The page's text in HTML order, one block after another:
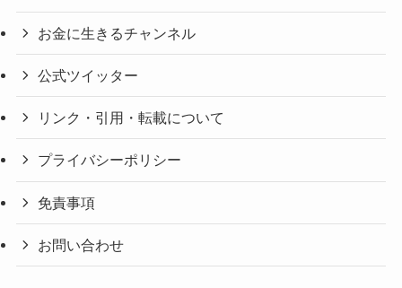
お金に生きるチャンネル
公式ツイッター
リンク・引用・転載について
プライバシーポリシー
免責事項
お問い合わせ